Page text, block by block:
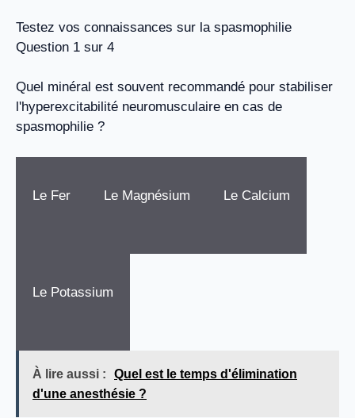
Testez vos connaissances sur la spasmophilie
Question 1 sur 4
Quel minéral est souvent recommandé pour stabiliser
l'hyperexcitabilité neuromusculaire en cas de
spasmophilie ?
Le Fer Le Magnésium Le Calcium
Le Potassium
À lire aussi :
Quel est le temps d'élimination
d'une anesthésie ?